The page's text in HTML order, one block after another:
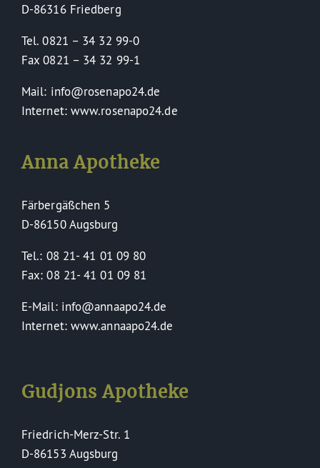
D-86316 Friedberg
Tel. 0821 – 34 32 99-0
Fax 0821 – 34 32 99-1
Mail: info@rosenapo24.de
Internet: www.rosenapo24.de
Anna Apotheke
Färbergäßchen 5
D-86150 Augsburg
Tel.: 08 21- 41 01 09 80
Fax: 08 21- 41 01 09 81
E-Mail: info@annaapo24.de
Internet: www.annaapo24.de
Gudjons Apotheke
Friedrich-Merz-Str. 1
D-86153 Augsburg